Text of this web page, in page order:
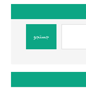
جستجو